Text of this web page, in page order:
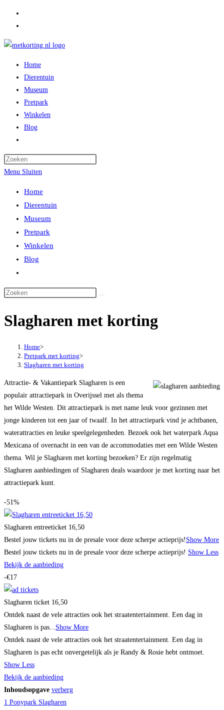
inhoud
Home
Dierentuin
Museum
Pretpark
Winkelen
Blog
zoeken
Menu Sluiten
Home
Dierentuin
Museum
Pretpark
Winkelen
Blog
zoeken
Slagharen met korting
Home>
Pretpark met korting>
Slagharen met korting
Attractie- & Vakantiepark Slagharen is een
populair attractiepark in Overijssel met als thema
het Wilde Westen. Dit attractiepark is met name leuk voor gezinnen met
jonge kinderen tot een jaar of twaalf. In het attractiepark vind je achtbanen,
waterattracties en leuke speelgelegenheden. Bezoek ook het waterpark Aqua
Mexicana of overnacht in een van de accommodaties met een Wilde Westen
thema. Wil je Slagharen met korting bezoeken? Er zijn regelmatig
Slagharen aanbiedingen of Slagharen deals waardoor je met korting naar het
attractiepark kunt.
-51%
Slagharen entreeticket 16,50
Bestel jouw tickets nu in de presale voor deze scherpe actieprijs! Show More
Bestel jouw tickets nu in de presale voor deze scherpe actieprijs! Show Less
Bekijk de aanbieding
-€17
Slagharen ticket 16,50
Ontdek naast de vele attracties ook het straatentertainment. Een dag in
Slagharen is pas... Show More
Ontdek naast de vele attracties ook het straatentertainment. Een dag in
Slagharen is pas echt onvergetelijk als je Randy & Rosie hebt ontmoet.
Show Less
Bekijk de aanbieding
Inhoudsopgave verberg
1 Ponypark Slagharen